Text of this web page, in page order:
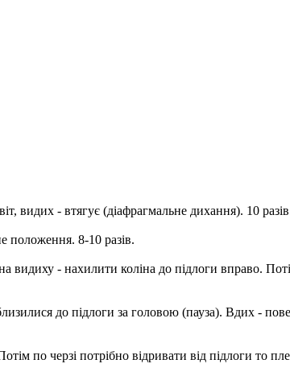
видих - втягує (діафрагмальне дихання). 10
положення. 8-10 разів.
видиху - нахилити коліна до підлоги вправо.
до підлоги за головою (пауза). Вдих -
по черзі потрібно відривати від підлоги то